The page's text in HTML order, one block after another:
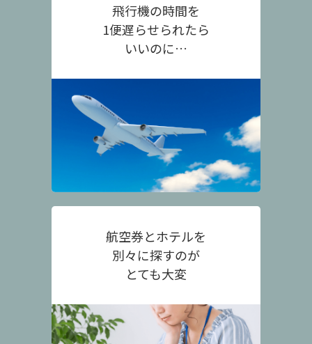
飛行機の時間を
1便遅らせられたら
いいのに…
航空券とホテルを
別々に探すのが
とても大変